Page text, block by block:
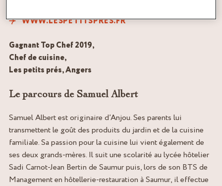
WWW.LESPETITSPRES.FR
Gagnant Top Chef 2019,
Chef de cuisine,
Les petits prés, Angers
Le parcours de Samuel Albert
Samuel Albert est originaire d’Anjou. Ses parents lui
transmettent le goût des produits du jardin et de la cuisine
familiale. Sa passion pour la cuisine lui vient également de
ses deux grands-mères. Il suit une scolarité au lycée hôtelier
Sadi Carnot-Jean Bertin de Saumur puis, lors de son BTS de
Management en hôtellerie-restauration à Saumur, il effectue